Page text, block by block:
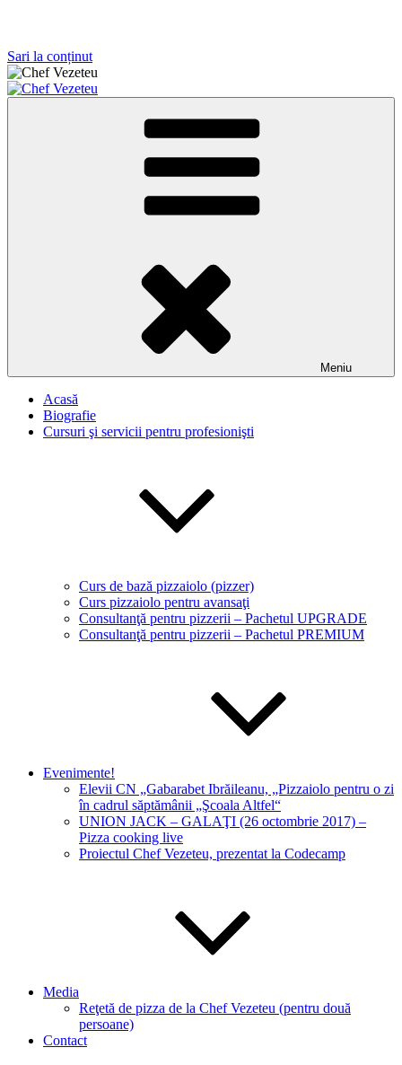
Sari la conținut
Antreprenor, instructor al prestigioasei Scuola Nazionale Maestri
Meniu
Acasă
Biografie
Cursuri şi servicii pentru profesionişti
Curs de bază pizzaiolo (pizzer)
Curs pizzaiolo pentru avansaţi
Consultanţă pentru pizzerii – Pachetul UPGRADE
Consultanţă pentru pizzerii – Pachetul PREMIUM
Evenimente!
Elevii CN „Gabarabet Ibrăileanu, „Pizzaiolo pentru o zi
în cadrul săptămânii „Şcoala Altfel“
UNION JACK – GALAŢI (26 octombrie 2017) –
Pizza cooking live
Proiectul Chef Vezeteu, prezentat la Codecamp
Media
Reţetă de pizza de la Chef Vezeteu (pentru două
persoane)
Contact